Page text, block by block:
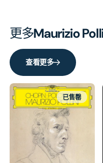
更多Maurizio
查看更多
已售罄